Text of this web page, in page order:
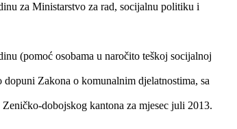
za Ministarstvo za rad, socijalnu politiku i
(pomoć osobama u naročito teškoj socijalnoj
Zakona o komunalnim djelatnostima, sa
dobojskog kantona za mjesec juli 2013.